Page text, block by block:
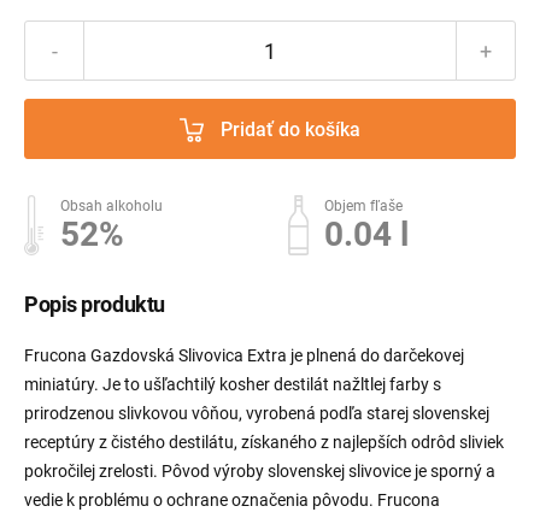
- +
Pridať do košíka
Obsah alkoholu
52%
Objem fľaše
0.04 l
Popis produktu
Frucona Gazdovská Slivovica Extra je plnená do darčekovej
miniatúry. Je to ušľachtilý kosher destilát nažltlej farby s
prirodzenou slivkovou vôňou, vyrobená podľa starej slovenskej
receptúry z čistého destilátu, získaného z najlepších odrôd sliviek
pokročilej zrelosti. Pôvod výroby slovenskej slivovice je sporný a
vedie k problému o ochrane označenia pôvodu. Frucona